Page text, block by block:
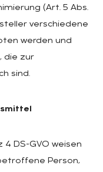
(Art. 5 Abs.
verschiedene
werden und
die zur
sind.
4 DS-GVO weisen
Person,